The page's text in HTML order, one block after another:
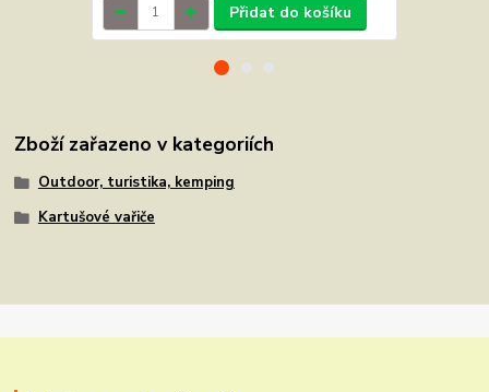
Přidat do košíku
Zboží zařazeno v kategoriích
Outdoor, turistika, kemping
Kartušové vařiče